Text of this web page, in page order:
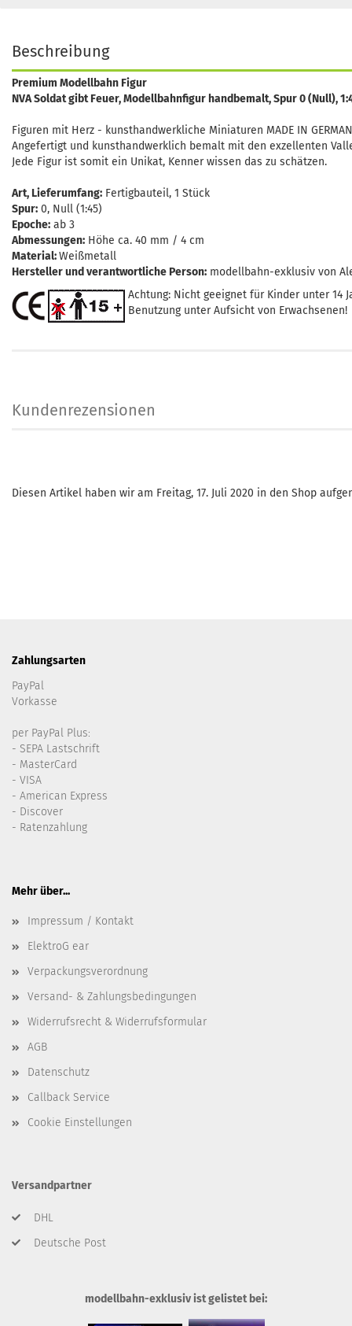
Beschreibung
Premium Modellbahn Figur
NVA Soldat gibt Feuer, Modellbahnfigur handbemalt, Spur 0 (Null),
Figuren mit Herz - kunsthandwerkliche Miniaturen MADE IN
Angefertigt und kunsthandwerklich bemalt mit den exzellenten
Jede Figur ist somit ein Unikat, Kenner wissen das zu schätzen.
Art, Lieferumfang: Fertigbauteil, 1 Stück
Spur: 0, Null (1:45)
Epoche: ab 3
Abmessungen: Höhe ca. 40 mm / 4 cm
Material:Weißmetall
Hersteller und verantwortliche Person: modellbahn-exklusiv von
Achtung: Nicht geeignet für Kinder unter 14
Benutzung unter Aufsicht von Erwachsenen!
Kundenrezensionen
Diesen Artikel haben wir am Freitag, 17. Juli 2020 in den Shop
Zahlungsarten
PayPal
Vorkasse
per PayPal Plus:
- SEPA Lastschrift
- MasterCard
- VISA
- American Express
- Discover
- Ratenzahlung
Mehr über...
Impressum / Kontakt
ElektroG ear
Verpackungsverordnung
Versand- & Zahlungsbedingungen
Widerrufsrecht & Widerrufsformular
AGB
Datenschutz
Callback Service
Cookie Einstellungen
Versandpartner
DHL
Deutsche Post
modellbahn-exklusiv ist gelistet bei: